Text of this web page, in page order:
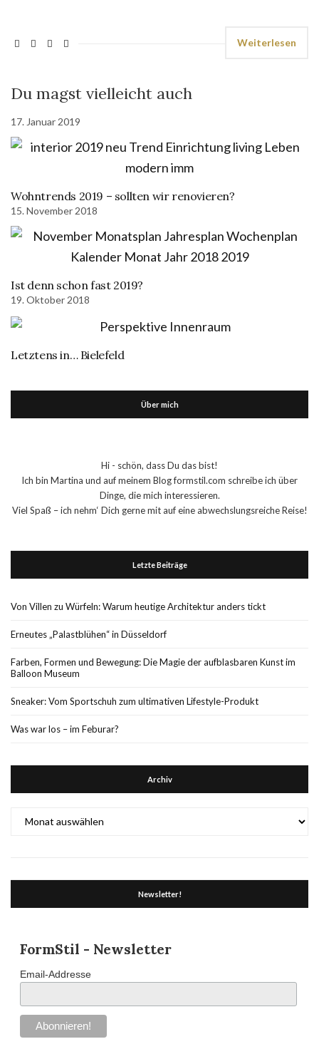
Weiterlesen
Du magst vielleicht auch
17. Januar 2019
Wohntrends 2019 – sollten wir renovieren?
15. November 2018
Ist denn schon fast 2019?
19. Oktober 2018
Letztens in… Bielefeld
Über mich
Hi - schön, dass Du das bist!
Ich bin Martina und auf meinem Blog formstil.com schreibe ich über
Dinge, die mich interessieren.
Viel Spaß – ich nehm‘ Dich gerne mit auf eine abwechslungsreiche Reise!
Letzte Beiträge
Von Villen zu Würfeln: Warum heutige Architektur anders tickt
Erneutes „Palastblühen“ in Düsseldorf
Farben, Formen und Bewegung: Die Magie der aufblasbaren Kunst im
Balloon Museum
Sneaker: Vom Sportschuh zum ultimativen Lifestyle-Produkt
Was war los – im Feburar?
Archiv
Newsletter!
FormStil - Newsletter
Email-Addresse